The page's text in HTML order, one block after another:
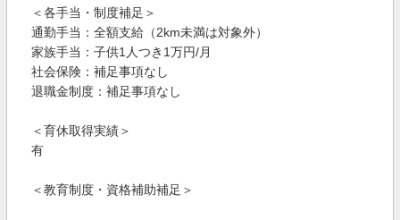
＜各手当・制度補足＞
通勤手当：全額支給（2km未満は対象外）
家族手当：子供1人つき1万円/月
社会保険：補足事項なし
退職金制度：補足事項なし
＜育休取得実績＞
有
＜教育制度・資格補助補足＞